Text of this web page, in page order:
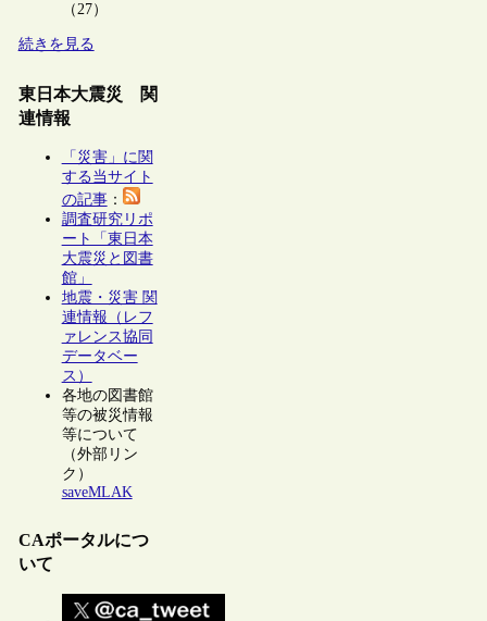
（27）
続きを見る
東日本大震災 関
連情報
「災害」に関
する当サイト
の記事：
調査研究リポ
ート「東日本
大震災と図書
館」
地震・災害 関
連情報（レフ
ァレンス協同
データベー
ス）
各地の図書館
等の被災情報
等について
（外部リン
ク）
saveMLAK
CAポータルにつ
いて